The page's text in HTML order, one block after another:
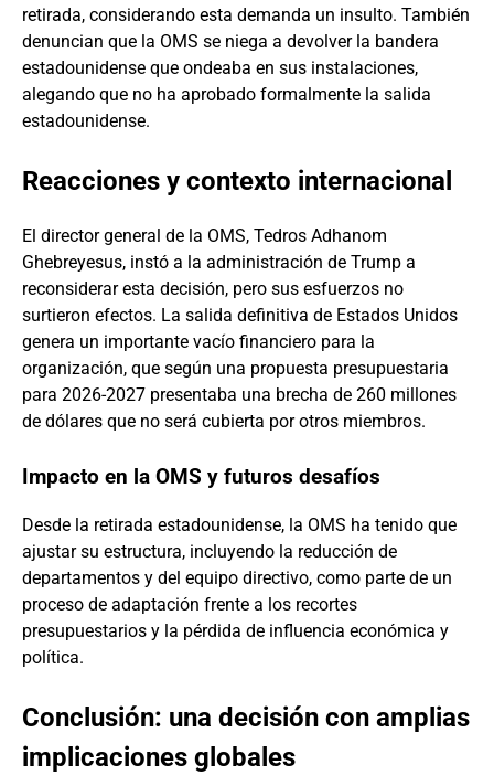
retirada, considerando esta demanda un insulto. También
denuncian que la OMS se niega a devolver la bandera
estadounidense que ondeaba en sus instalaciones,
alegando que no ha aprobado formalmente la salida
estadounidense.
Reacciones y contexto internacional
El director general de la OMS, Tedros Adhanom
Ghebreyesus, instó a la administración de Trump a
reconsiderar esta decisión, pero sus esfuerzos no
surtieron efectos. La salida definitiva de Estados Unidos
genera un importante vacío financiero para la
organización, que según una propuesta presupuestaria
para 2026-2027 presentaba una brecha de 260 millones
de dólares que no será cubierta por otros miembros.
Impacto en la OMS y futuros desafíos
Desde la retirada estadounidense, la OMS ha tenido que
ajustar su estructura, incluyendo la reducción de
departamentos y del equipo directivo, como parte de un
proceso de adaptación frente a los recortes
presupuestarios y la pérdida de influencia económica y
política.
Conclusión: una decisión con amplias
implicaciones globales